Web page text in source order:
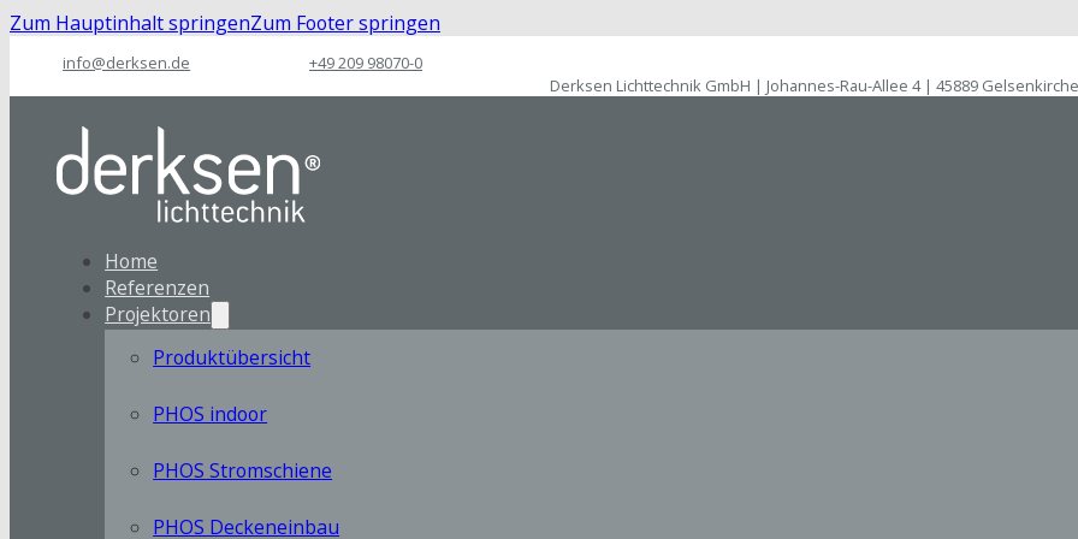
Zum Hauptinhalt springenZum Footer springen
info@derksen.de
+49 209 98070-0
Derksen Lichttechnik GmbH | Johannes-Rau-Allee 4 | 45889
Home
Referenzen
Projektoren
Produktübersicht
PHOS indoor
PHOS Stromschiene
PHOS Deckeneinbau